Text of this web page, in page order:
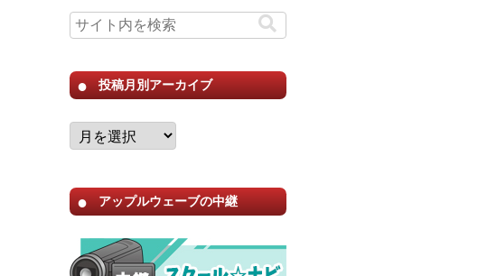
投稿月別アーカイブ
アップルウェーブの中継